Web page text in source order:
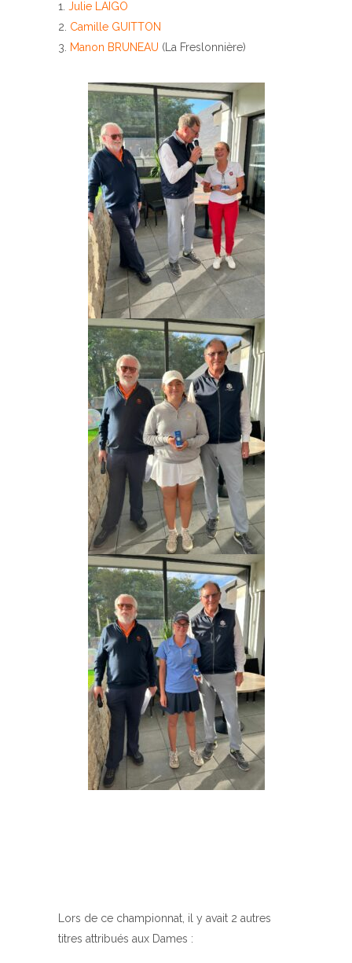
Julie LAIGO
Camille GUITTON
Manon BRUNEAU (La Freslonnière)
Lors de ce championnat, il y avait 2 autres
titres attribués aux Dames :